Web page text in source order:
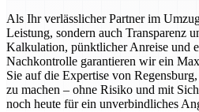
Als Ihr verlässlicher Partner im
Leistung, sondern auch Transparenz
Kalkulation, pünktlicher Anreise und
Nachkontrolle garantieren wir ein
Sie auf die Expertise von
zu machen – ohne Risiko und mit
noch heute für ein unverbindliches